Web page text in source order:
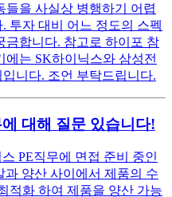
들을 사실상 병행하기 어렵
투자 대비 어느 정도의 스펙
금합니다. 참고로 하이포 참
에는 SK하이닉스와 삼성전
니다. 조언 부탁드립니다.
대해 질문 있습니다!
PE직무에 면접 준비 중인
과 양산 사이에서 제품의 수
적화 하여 제품을 양산 가능